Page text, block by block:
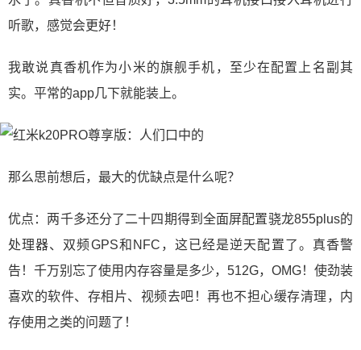
听歌，感觉会更好！
我敢说真香机作为小米的旗舰手机，至少在配置上名副其
实。平常的app几下就能装上。
那么思前想后，最大的优缺点是什么呢？
优点：两千多还分了二十四期得到全面屏配置骁龙855plus的
处理器、双频GPS和NFC，这已经是逆天配置了。真香警
告！千万别忘了使用内存容量是多少，512G，OMG！使劲装
喜欢的软件、存相片、视频去吧！再也不担心缓存清理，内
存使用之类的问题了！